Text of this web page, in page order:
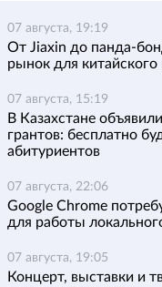
07 августа, 19:19
От Jiaxin до панда-
рынок для китайского
07 августа, 15:19
В Казахстане
грантов: бесплатно
абитуриентов
07 августа, 22:06
Google Chrome
для работы
07 августа, 19:05
Концерт, выставки и